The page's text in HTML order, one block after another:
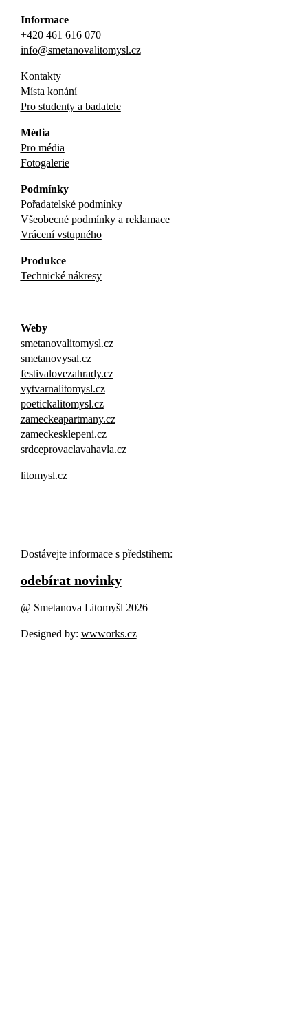
Informace
+420 461 616 070
info@smetanovalitomysl.cz
Kontakty
Místa konání
Pro studenty a badatele
Média
Pro média
Fotogalerie
Podmínky
Pořadatelské podmínky
Všeobecné podmínky a reklamace
Vrácení vstupného
Produkce
Technické nákresy
Weby
smetanovalitomysl.cz
smetanovysal.cz
festivalovezahrady.cz
vytvarnalitomysl.cz
poetickalitomysl.cz
zameckeapartmany.cz
zameckesklepeni.cz
srdceprovaclavahavla.cz
litomysl.cz
Dostávejte informace s předstihem:
odebírat novinky
@ Smetanova Litomyšl 2026
Designed by: wwworks.cz